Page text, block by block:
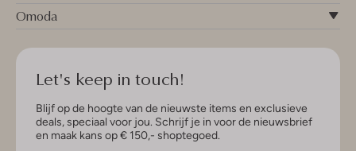
Omoda
Let's keep in touch!
Blijf op de hoogte van de nieuwste items en exclusieve
deals, speciaal voor jou. Schrijf je in voor de nieuwsbrief
en maak kans op € 150,- shoptegoed.